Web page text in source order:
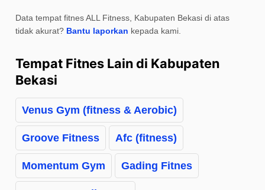
Data tempat fitnes ALL Fitness, Kabupaten Bekasi di atas
tidak akurat? Bantu laporkan kepada kami.
Tempat Fitnes Lain di Kabupaten
Bekasi
Venus Gym (fitness & Aerobic)
Groove Fitness Afc (fitness)
Momentum Gym Gading Fitnes